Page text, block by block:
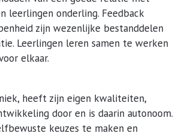
leerlingen onderling. Feedback
zijn wezenlijke bestanddelen
Leerlingen leren samen te werken
elkaar.
heeft zijn eigen kwaliteiten,
door en is daarin autonoom.
keuzes te maken en